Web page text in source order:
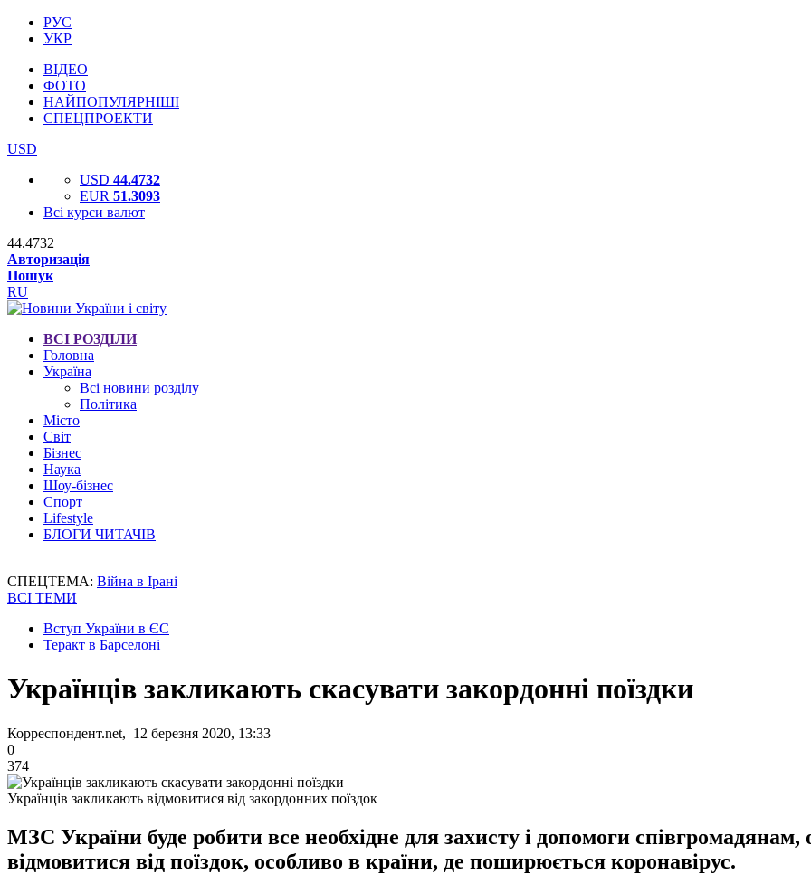
РУС
УКР
ВІДЕО
ФОТО
НАЙПОПУЛЯРНІШІ
СПЕЦПРОЕКТИ
USD
USD 44.4732
EUR 51.3093
Всі курси валют
44.4732
Авторизація
Пошук
RU
ВСІ РОЗДІЛИ
Головна
Україна
Всі новини розділу
Політика
Місто
Світ
Бізнес
Наука
Шоу-бізнес
Спорт
Lifestyle
БЛОГИ ЧИТАЧІВ
СПЕЦТЕМА: Війна в Ірані
ВСІ ТЕМИ
Вступ України в ЄС
Теракт в Барселоні
Українців закликають скасувати закордонні поїздки
Корреспондент.net, 12 березня 2020, 13:33
0
374
Українців закликають відмовитися від закордонних поїздок
МЗС України буде робити все необхідне для захисту і допомоги
відмовитися від поїздок, особливо в країни, де поширюється коронавірус.